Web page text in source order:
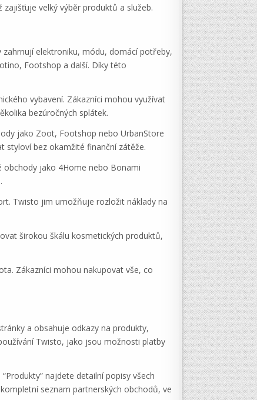
velký výběr produktů a služeb.
elektroniku, módu, domácí potřeby,
Footshop a další. Díky této
vybavení. Zákazníci mohou využívat
bezúročných splátek.
jako Zoot, Footshop nebo UrbanStore
bez okamžité finanční zátěže.
obchody jako 4Home nebo Bonami
Twisto jim umožňuje rozložit náklady na
širokou škálu kosmetických produktů,
Zákazníci mohou nakupovat vše, co
a obsahuje odkazy na produkty,
Twisto, jako jsou možnosti platby
najdete detailní popisy všech
seznam partnerských obchodů, ve